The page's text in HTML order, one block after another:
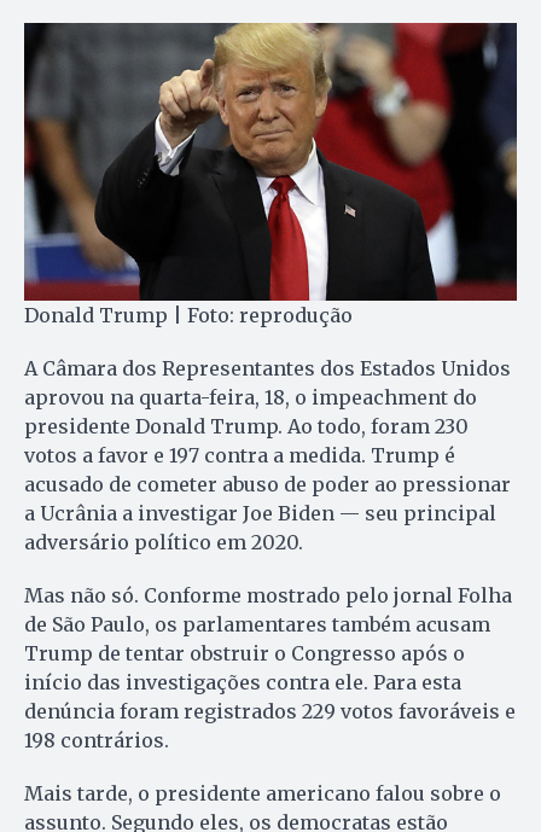
Donald Trump | Foto: reprodução
A Câmara dos Representantes dos Estados Unidos
aprovou na quarta-feira, 18, o impeachment do
presidente Donald Trump. Ao todo, foram 230
votos a favor e 197 contra a medida. Trump é
acusado de cometer abuso de poder ao pressionar
a Ucrânia a investigar Joe Biden — seu principal
adversário político em 2020.
Mas não só. Conforme mostrado pelo jornal Folha
de São Paulo, os parlamentares também acusam
Trump de tentar obstruir o Congresso após o
início das investigações contra ele. Para esta
denúncia foram registrados 229 votos favoráveis e
198 contrários.
Mais tarde, o presidente americano falou sobre o
assunto. Segundo eles, os democratas estão